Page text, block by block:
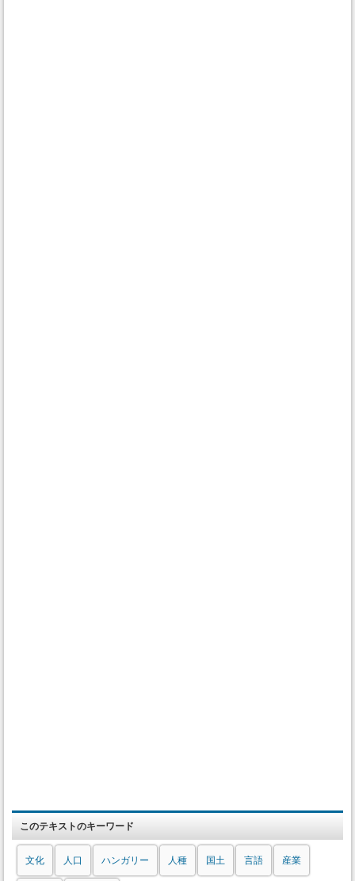
このテキストのキーワード
文化 人口 ハンガリー 人種 国土 言語 産業